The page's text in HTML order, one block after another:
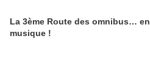
La 3ème Route des omnibus… en
musique !